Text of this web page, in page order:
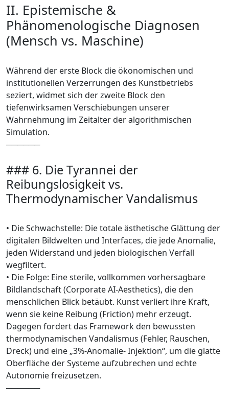
II. Epistemische &
Phänomenologische Diagnosen
(Mensch vs. Maschine)
Während der erste Block die ökonomischen und
institutionellen Verzerrungen des Kunstbetriebs
seziert, widmet sich der zweite Block den
tiefenwirksamen Verschiebungen unserer
Wahrnehmung im Zeitalter der algorithmischen
Simulation.
──────
### 6. Die Tyrannei der
Reibungslosigkeit vs.
Thermodynamischer Vandalismus
• Die Schwachstelle: Die totale ästhetische Glättung der
digitalen Bildwelten und Interfaces, die jede Anomalie,
jeden Widerstand und jeden biologischen Verfall
wegfiltert.
• Die Folge: Eine sterile, vollkommen vorhersagbare
Bildlandschaft (Corporate AI-Aesthetics), die den
menschlichen Blick betäubt. Kunst verliert ihre Kraft,
wenn sie keine Reibung (Friction) mehr erzeugt.
Dagegen fordert das Framework den bewussten
thermodynamischen Vandalismus (Fehler, Rauschen,
Dreck) und eine „3%-Anomalie- Injektion“, um die glatte
Oberfläche der Systeme aufzubrechen und echte
Autonomie freizusetzen.
──────